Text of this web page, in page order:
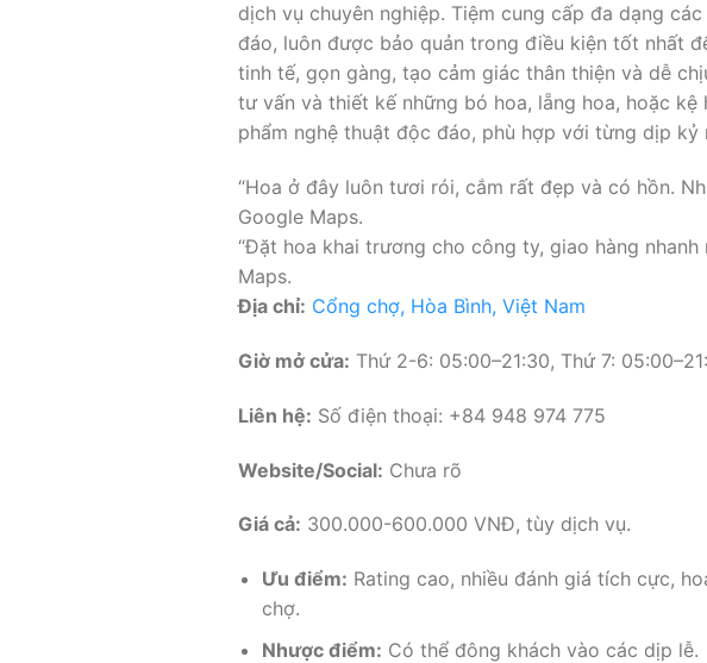
dịch vụ chuyên nghiệp. Tiệm cung cấp đa dạng
đáo, luôn được bảo quản trong điều kiện tốt nhất
tinh tế, gọn gàng, tạo cảm giác thân thiện và dễ
tư vấn và thiết kế những bó hoa, lẵng hoa, hoặc
phẩm nghệ thuật độc đáo, phù hợp với từng dịp kỷ
“Hoa ở đây luôn tươi rói, cắm rất đẹp và có hồn.
Google Maps.
“Đặt hoa khai trương cho công ty, giao hàng nhanh
Maps.
Địa chỉ: Cổng chợ, Hòa Bình, Việt Nam
Giờ mở cửa: Thứ 2-6: 05:00–21:30, Thứ 7:
Liên hệ: Số điện thoại: +84 948 974 775
Website/Social: Chưa rõ
Giá cả: 300.000-600.000 VNĐ, tùy dịch vụ.
Ưu điểm: Rating cao, nhiều đánh giá tích cực,
chợ.
Nhược điểm: Có thể đông khách vào các dịp lễ.